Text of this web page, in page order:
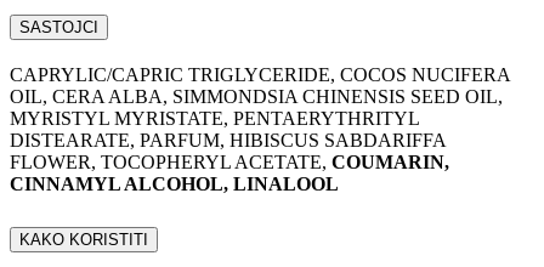
SASTOJCI
CAPRYLIC/CAPRIC TRIGLYCERIDE, COCOS NUCIFERA
OIL, CERA ALBA, SIMMONDSIA CHINENSIS SEED OIL,
MYRISTYL MYRISTATE, PENTAERYTHRITYL
DISTEARATE, PARFUM, HIBISCUS SABDARIFFA
FLOWER, TOCOPHERYL ACETATE, COUMARIN,
CINNAMYL ALCOHOL, LINALOOL
KAKO KORISTITI